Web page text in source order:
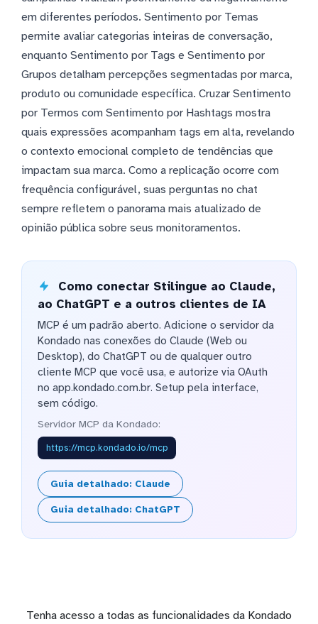
em diferentes períodos. Sentimento por Temas
permite avaliar categorias inteiras de conversação,
enquanto Sentimento por Tags e Sentimento por
Grupos detalham percepções segmentadas por marca,
produto ou comunidade específica. Cruzar Sentimento
por Termos com Sentimento por Hashtags mostra
quais expressões acompanham tags em alta, revelando
o contexto emocional completo de tendências que
impactam sua marca. Como a replicação ocorre com
frequência configurável, suas perguntas no chat
sempre refletem o panorama mais atualizado de
opinião pública sobre seus monitoramentos.
Como conectar Stilingue ao Claude,
ao ChatGPT e a outros clientes de IA
MCP é um padrão aberto. Adicione o servidor da
Kondado nas conexões do Claude (Web ou
Desktop), do ChatGPT ou de qualquer outro
cliente MCP que você usa, e autorize via OAuth
no app.kondado.com.br. Setup pela interface,
sem código.
Servidor MCP da Kondado:
https://mcp.kondado.io/mcp
Guia detalhado: Claude
Guia detalhado: ChatGPT
Tenha acesso a todas as funcionalidades da Kondado